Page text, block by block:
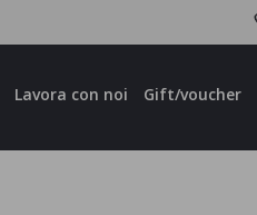
Lavora con noi Gift/voucher